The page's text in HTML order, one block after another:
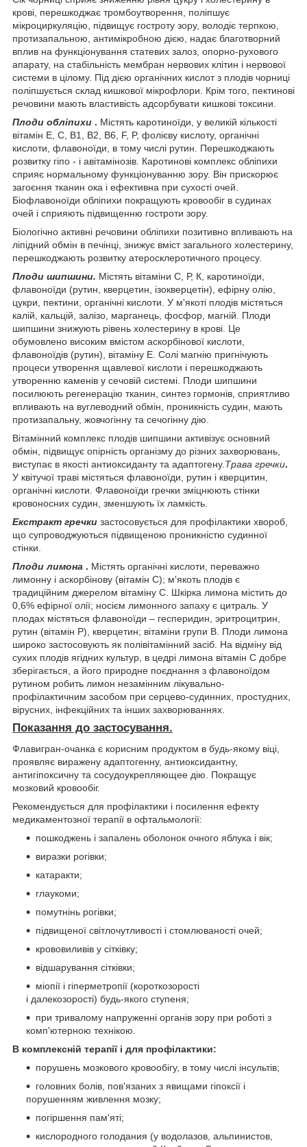
крові, перешкоджає тромбоутворення, поліпшує
мікроциркуляцію, підвищує гостроту зору, володіє терпкою,
протизапальною, антимікробною дією, надає благотворний
вплив на функціонування статевих залоз, опорно-рухового
апарату, на стабільність мембран нервових клітин і нервової
системи в цілому. Під дією органічних кислот з плодів чорниці
поліпшується склад кишкової мікрофлори. Крім того, пектинові
речовини мають властивість адсорбувати кишкові токсини.
Плоди обліпихи . Містять каротиноїди, у великій кількості
вітамін Е, С, В1, В2, В6, F, P, фолієву кислоту, органічні
кислоти, флавоноїди, в тому числі рутин. Перешкоджають
розвитку гіпо - і авітамінозів. Каротинові комплекс обліпихи
сприяє нормальному функціонуванню зору. Він прискорює
загоєння тканин ока і ефективна при сухості очей.
Біофлавоноїди обліпихи покращують кровообіг в судинах
очей і сприяють підвищенню гостроти зору.
Біологічно активні речовини обліпихи позитивно впливають на
ліпідний обмін в печінці, знижує вміст загального холестерину,
перешкоджають розвитку атеросклеротичного процесу.
Плоди шипшини. Містять вітаміни С, Р, К, каротиноїди,
флавоноїди (рутин, кверцетин, ізокверцетін), ефірну олію,
цукри, пектини, органічні кислоти. У м'якоті плодів містяться
калій, кальцій, залізо, марганець, фосфор, магній. Плоди
шипшини знижують рівень холестерину в крові. Це
обумовлено високим вмістом аскорбінової кислоти,
флавоноїдів (рутин), вітаміну Е. Солі магнію пригнічують
процеси утворення щавлевої кислоти і перешкоджають
утворенню каменів у сечовій системі. Плоди шипшини
посилюють регенерацію тканин, синтез гормонів, сприятливо
впливають на вуглеводний обмін, проникність судин, мають
протизапальну, жовчогінну та сечогінну дію.
Вітамінний комплекс плодів шипшини активізує основний
обмін, підвищує опірність організму до різних захворювань,
виступає в якості антиоксиданту та адаптогену.Трава гречки.
У квітучої траві містяться флавоноїди, рутин і кверцитин,
органічні кислоти. Флавоноїди гречки зміцнюють стінки
кровоносних судин, зменшують їх ламкість.
Екстракт гречки застосовується для профілактики хвороб,
що супроводжуються підвищеною проникністю судинної
стінки.
Плоди лимона . Містять органічні кислоти, переважно
лимонну і аскорбінову (вітамін С); м'якоть плодів є
традиційним джерелом вітаміну С. Шкірка лимона містить до
0,6% ефірної олії; носієм лимонного запаху є цитраль. У
плодах містяться флавоноїди – гесперидин, эритроцитрин,
рутин (вітамін Р), кверцетин; вітаміни групи В. Плоди лимона
широко застосовують як полівітамінний засіб. На відміну від
сухих плодів ягідних культур, в цедрі лимона вітамін С добре
зберігається, а його природне поєднання з флавоноїдом
рутином робить лимон незамінним лікувально-
профілактичним засобом при серцево-судинних, простудних,
вірусних, інфекційних та інших захворюваннях.
Показання до застосування.
Флавигран-очанка є корисним продуктом в будь-якому віці,
проявляє виражену адаптогенну, антиоксидантну,
антигіпоксичну та сосудоукрепляющее дію. Покращує
мозковий кровообіг.
Рекомендується для профілактики і посилення ефекту
медикаментозної терапії в офтальмології:
пошкоджень і запалень оболонок очного яблука і вік;
виразки рогівки;
катаракти;
глаукоми;
помутнінь рогівки;
підвищеної світлочутливості і стомлюваності очей;
крововиливів у сітківку;
відшарування сітківки;
міопії і гіперметропії (короткозорості
і далекозорості) будь-якого ступеня;
при тривалому напруженні органів зору при роботі з
комп'ютерною технікою.
В комплексній терапії і для профілактики:
порушень мозкового кровообігу, в тому числі інсультів;
головних болів, пов'язаних з явищами гіпоксії і
порушенням живлення мозку;
погіршення пам'яті;
кислородного голодания (у водолазов, альпинистов,